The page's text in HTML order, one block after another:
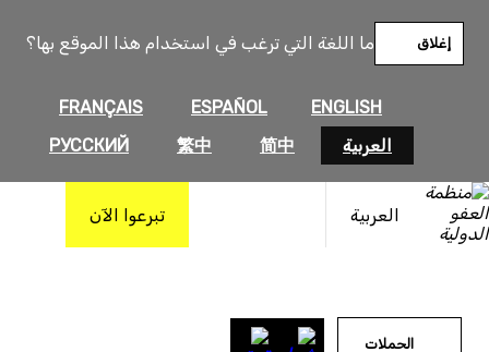
ما اللغة التي ترغب في استخدام هذا الموقع بها؟
ENGLISH
ESPAÑOL
FRANÇAIS
العربية
简中
繁中
РУССКИЙ
إغلاق
العربية تبرعوا الآن
المحتوى
الحملات